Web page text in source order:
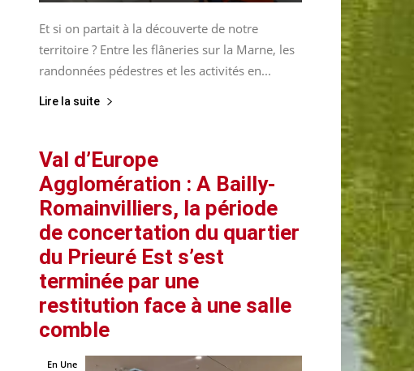
Et si on partait à la découverte de notre
territoire ? Entre les flâneries sur la Marne, les
randonnées pédestres et les activités en...
Lire la suite
Val d’Europe
Agglomération : A Bailly-
Romainvilliers, la période
de concertation du quartier
du Prieuré Est s’est
terminée par une
restitution face à une salle
comble
En Une